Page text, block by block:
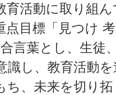
育活動に取り組
点目標「見つけ
言葉とし、生徒
識し、教育活動
ち、未来を切り